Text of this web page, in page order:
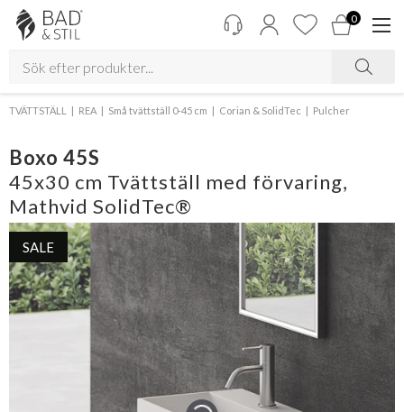
0
TVÄTTSTÄLL REA Små tvättställ 0-45 cm Corian & SolidTec Pulcher
Boxo 45S
45x30 cm Tvättställ med förvaring,
Mathvid SolidTec®
SALE